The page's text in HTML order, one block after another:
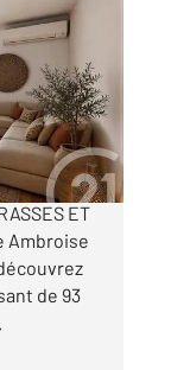
T4
ET
Ambroise
de 93